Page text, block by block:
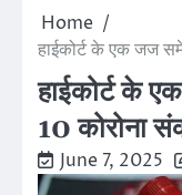
Home
हाईकोर्ट के एक जज
हाईकोर्ट के
10 कोरोना
June 7, 2025